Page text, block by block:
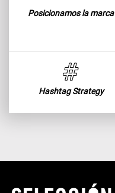
Posicionamos la marca
Hashtag Strategy